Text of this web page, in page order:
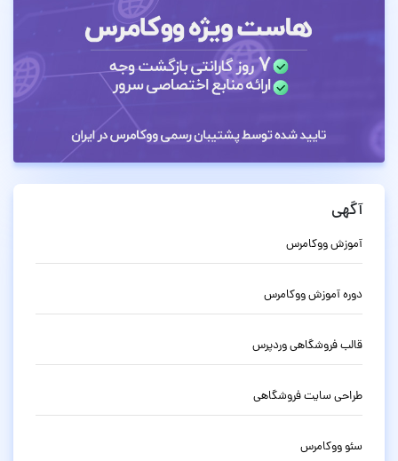
آگهی
آموزش ووکامرس
دوره آموزش ووکامرس
قالب فروشگاهی وردپرس
طراحی سایت فروشگاهی
سئو ووکامرس